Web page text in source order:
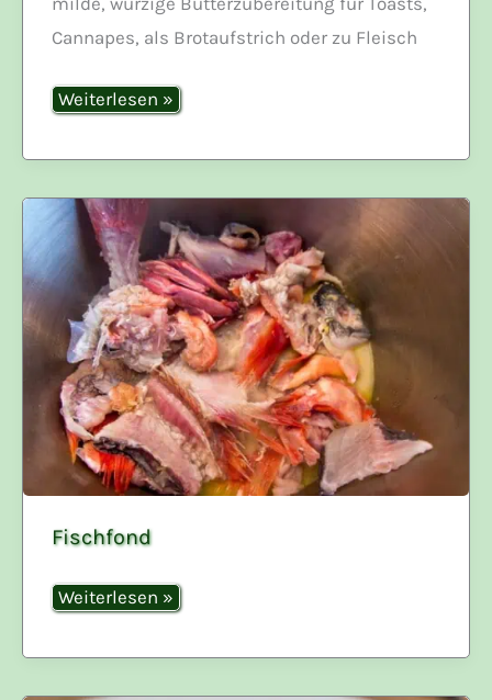
Cannapes, als Brotaufstrich oder zu Fleisch
Kräuterbutter
Weiterlesen »
Fischfond
Fischfond
Weiterlesen »